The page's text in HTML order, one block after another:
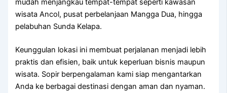
mudah menjangkau tempat-tempat seperti kawasan
wisata Ancol, pusat perbelanjaan Mangga Dua, hingga
pelabuhan Sunda Kelapa.
Keunggulan lokasi ini membuat perjalanan menjadi lebih
praktis dan efisien, baik untuk keperluan bisnis maupun
wisata. Sopir berpengalaman kami siap mengantarkan
Anda ke berbagai destinasi dengan aman dan nyaman.